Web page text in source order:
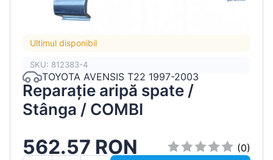
Ultimul disponibil
SKU: 812383-4
TOYOTA AVENSIS T22 1997-2003
Reparație aripă spate /
Stânga / COMBI
562.57 RON
(0)